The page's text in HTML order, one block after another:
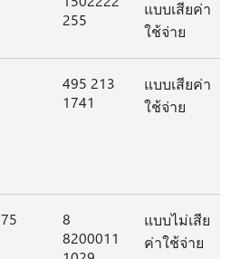
255
แบบเสียค่า
ใช้จ่าย
495 213
1741
แบบเสียค่า
ใช้จ่าย
8
8200011
แบบไม่เสีย
ค่าใช้จ่าย